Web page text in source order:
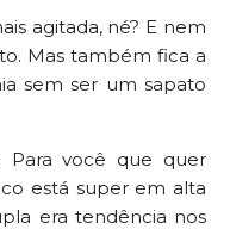
agitada, né? E nem
Mas também fica a
sem ser um sapato
Para você que quer
está super em alta
era tendência nos